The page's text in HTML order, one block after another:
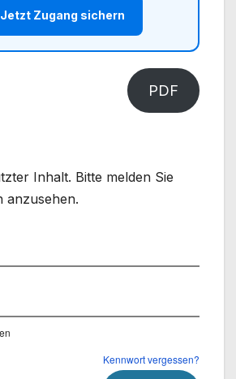
Jetzt Zugang sichern
PDF
Inhalt. Bitte melden Sie
anzusehen.
Kennwort vergessen?